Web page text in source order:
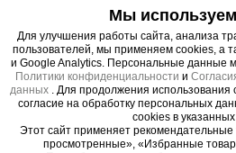
для проведения работ. Также
размещать на разных уровнях
одновременных работ,
безопасности. Помните,
общий вес до 250 кг.
ВАЖНО:при высоте вышки
Мы
Для улучшения работы сайта, анализа
пользователей, мы применяем cookies, а
и Google Analytics. Персональные данные
Политики конфиденциальности и
данных . Для продолжения
согласие на обработку персональных
cookies в
Этот сайт применяет рекомендательные
просмотренные», «Избранные